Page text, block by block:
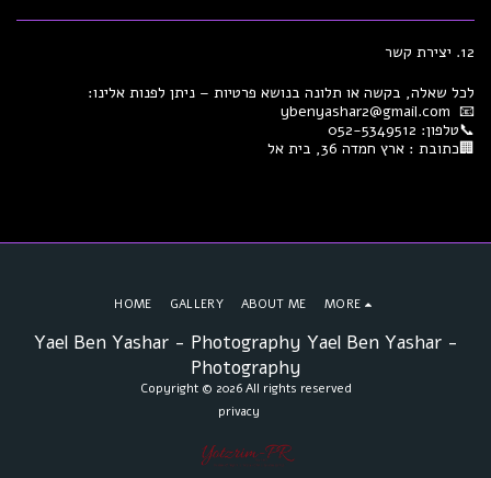
12. יצירת קשר
לכל שאלה, בקשה או תלונה בנושא פרטיות – ניתן לפנות אלינו:
📧 ybenyashar2@gmail.com
📞טלפון: 052-5349512
🏢כתובת : ארץ חמדה 36, בית אל
Yael Ben Yashar - Photography Yael Ben Yashar -
Photography
Copyright © 2026 All rights reserved
privacy
HOME GALLERY ABOUT ME MORE